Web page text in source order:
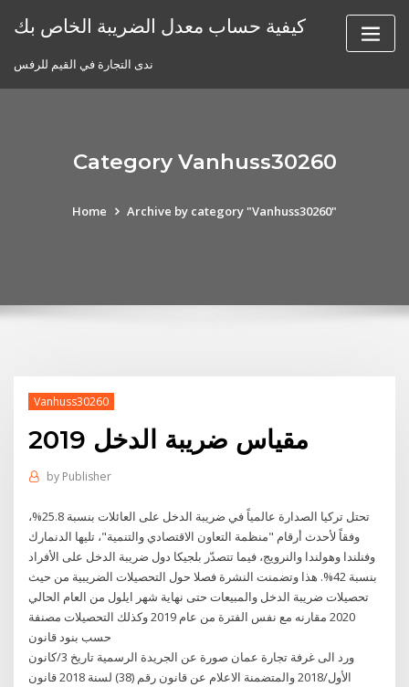
كيفية حساب معدل الضريبة الخاص بك
ندى التجارة في القيم للرفس
Category Vanhuss30260
Home Archive by category "Vanhuss30260"
Vanhuss30260
مقياس ضريبة الدخل 2019
by Publisher
تحتل تركيا الصدارة عالمياً في ضريبة الدخل على العائلات بنسبة 25.8%،
وفقاً لأحدث أرقام "منظمة التعاون الاقتصادي والتنمية"، تليها الدنمارك
وفنلندا وهولندا والنرويج، فيما تتصدّر بلجيكا دول ضريبة الدخل على الأفراد
بنسبة 42%. هذا وتضمنت النشرة فصلا حول التحصيلات الضريبية من حيث
تحصيلات ضريبة الدخل والمبيعات حتى نهاية شهر ايلول من العام الحالي
2020 مقارنه مع نفس الفترة من عام 2019 وكذلك التحصيلات مصنفة
حسب بنود قانون
ورد الى غرفة تجارة عمان صورة عن الجريدة الرسمية تاريخ 3/كانون
الأول/2018 والمتضمنة الاعلام عن قانون رقم (38) لسنة 2018 قانون